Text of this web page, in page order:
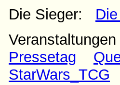
Die Sieger:
Pressetag
StarWars_TCG